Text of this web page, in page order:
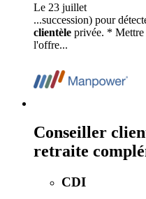
Le 23 juillet
...succession) pour
clientèle privée. * Mettre
l'offre...
Conseiller
retraite
CDI